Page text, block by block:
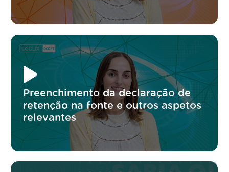
Preenchimento da declaração de
retenção na fonte e outros aspetos
relevantes